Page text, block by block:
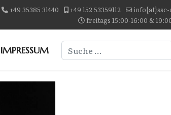
+49 35385 31440 +49 152 53359112
info{at}ssc-
freitags 15:00-16:00 &
IMPRESSUM Suchen